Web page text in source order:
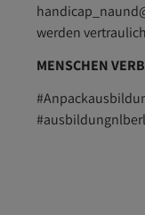
werden
MENSCHEN